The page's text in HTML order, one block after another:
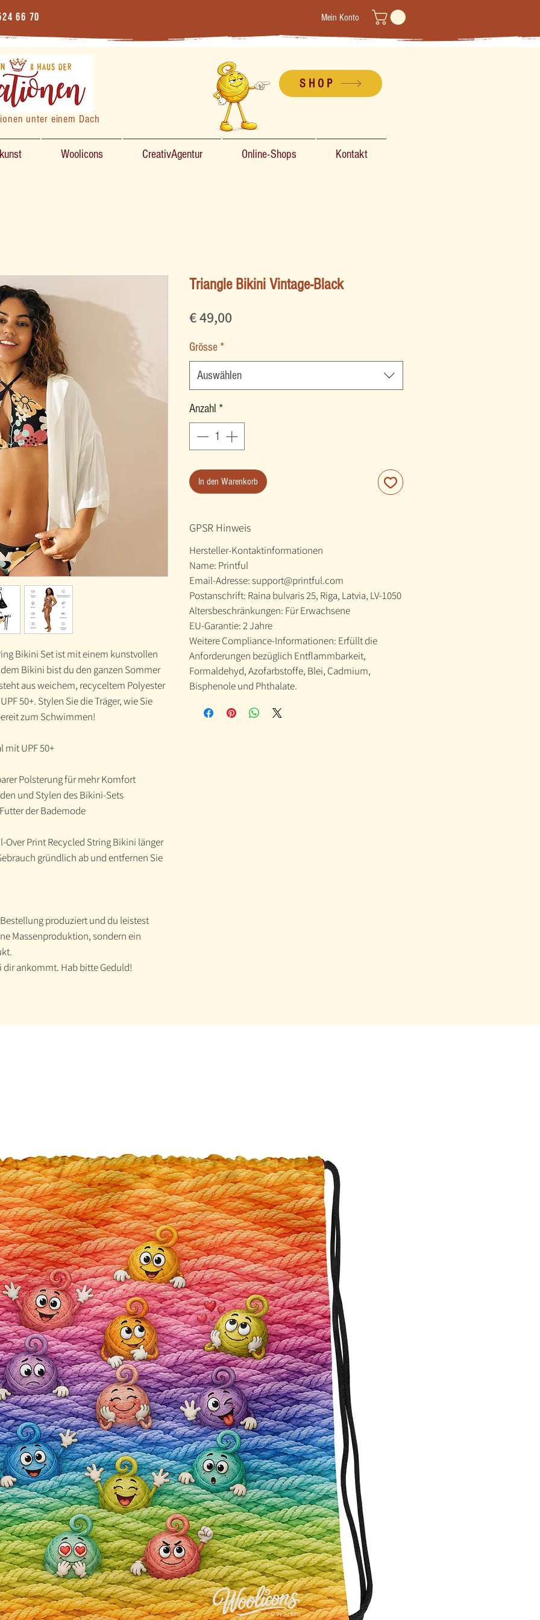
66 70 Mein Konto
unter einem Dach
SHOP
Woolicons CreativAgentur Online-Shops Kontakt
Bikini Set ist mit einem kunstvollen
Bikini bist du den ganzen Sommer
aus weichem, recyceltem Polyester
50+. Stylen Sie die Träger, wie Sie
zum Schwimmen!
mit UPF 50+
Polsterung für mehr Komfort
und Stylen des Bikini-Sets
der Bademode
Print Recycled String Bikini länger
gründlich ab und entfernen Sie
produziert und du leistest
Massenproduktion, sondern ein
dir ankommt. Hab bitte Geduld!
Triangle Bikini Vintage-Black
€ 49,00
Grösse *
Auswählen
Anzahl *
In den Warenkorb
GPSR Hinweis
Hersteller-Kontaktinformationen
Name: Printful
Email-Adresse: support@printful.com
Postanschrift: Raina bulvaris 25, Riga, Latvia, LV-1050
Altersbeschränkungen: Für Erwachsene
EU-Garantie: 2 Jahre
Weitere Compliance-Informationen: Erfüllt die
Anforderungen bezüglich Entflammbarkeit,
Formaldehyd, Azofarbstoffe, Blei, Cadmium,
Bisphenole und Phthalate.